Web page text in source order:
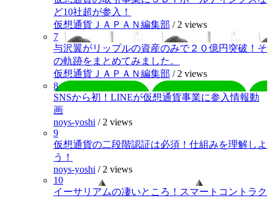
ど10社超が参入！
仮想通貨ＪＡＰＡＮ編集部 / 2 views
7
与沢翼がリップルの資産のみで２０億円突破！そ
の軌跡をまとめてみました。
仮想通貨ＪＡＰＡＮ編集部 / 2 views
8
SNSから初！LINEが仮想通貨事業に参入情報動
画
noys-yoshi / 2 views
9
仮想通貨の二段階認証は必須！仕組みを理解しよ
う！
noys-yoshi / 2 views
10
イーサリアムの凄いところ！スマートコントラク